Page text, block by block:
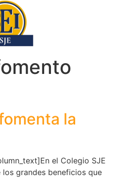
la
el Colegio SJE
grandes beneficios que